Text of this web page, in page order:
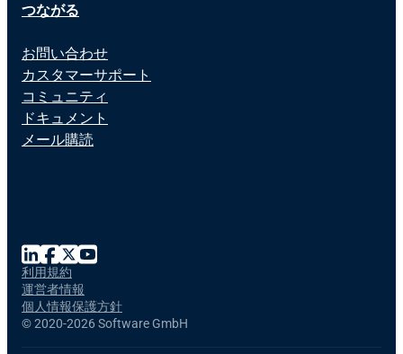
つながる
お問い合わせ
カスタマーサポート
コミュニティ
ドキュメント
メール購読
©2020-2026 Software GmbH
利用規約
運営者情報
個人情報保護方針